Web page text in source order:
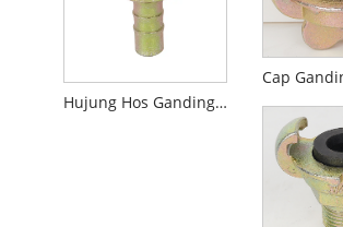
Hujung Hos Gandingan Universal Jenis Eropah Tanpa Colalr